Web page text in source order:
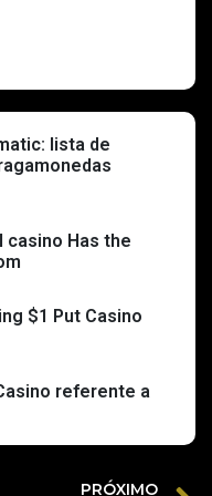
lista de
casino Has the
$1 Put Casino
referente a
PRÓXIMO